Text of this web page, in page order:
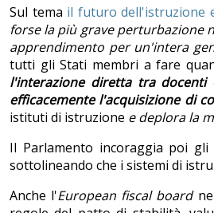
Sul tema il futuro dell'istruzione
forse la più grave perturbazione
apprendimento per un'intera
tutti gli Stati membri a fare
l'interazione diretta tra docenti
efficacemente l'acquisizione di
istituti di istruzione e deplora la
Il Parlamento incoraggia poi
sottolineando che i sistemi di
Anche l'European fiscal board